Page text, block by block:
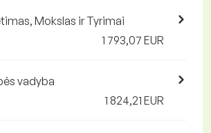
Mokslas ir Tyrimai
1 793,07 EUR
vadyba
1 824,21 EUR